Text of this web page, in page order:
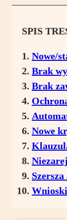
SPIS
Nowe/
Brak
Brak
Nowe
Wnioski